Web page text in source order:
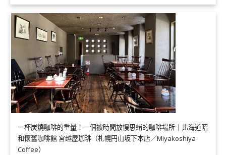
一杯炭燒咖啡的重量！一個被時間放慢思緒的咖啡場所｜北海道昭
和懷舊咖啡館 宮越屋珈琲（札幌円山坂下本店／Miyakoshiya
Coffee）